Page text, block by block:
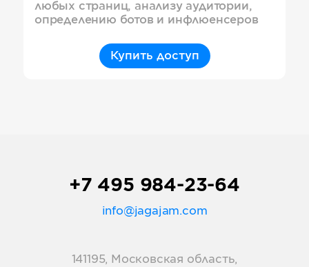
любых страниц, анализу аудитории,
определению ботов и инфлюенсеров
Купить доступ
+7 495 984-23-64
info@jagajam.com
141195, Московская область,